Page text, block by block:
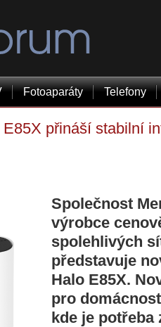
Fotoaparáty Telefony
přináší stabilní
Společnost
výrobce
spolehlivých
představuje
Halo E85X.
pro
kde je potřeba